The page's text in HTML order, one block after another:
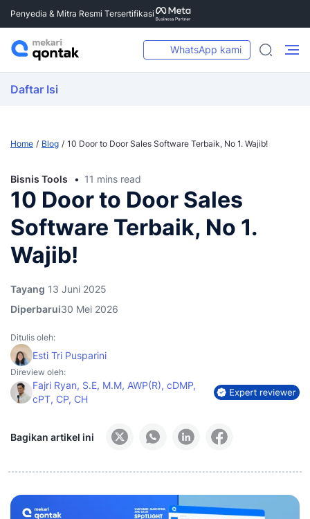
Penyedia & Mitra Resmi Tersertifikasi
WhatsApp kami
Daftar Isi
Home Blog 10 Door to Door Sales Software Terbaik, No 1. Wajib!
Bisnis Tools 11 mins read
10 Door to Door Sales
Software Terbaik, No 1.
Wajib!
Tayang 13 Juni 2025
Diperbarui30 Mei 2026
Ditulis oleh:
Esti Tri Pusparini
Direview oleh:
Fajri Ryan, S.E, M.M, AWP(R), cDMP,
cPT, CP, CH
Bagikan artikel ini